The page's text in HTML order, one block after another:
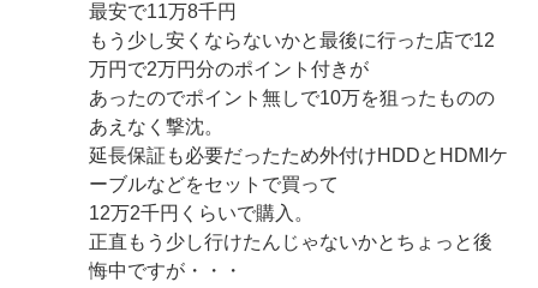
最安で11万8千円
もう少し安くならないかと最後に行った店で12
万円で2万円分のポイント付きが
あったのでポイント無しで10万を狙ったものの
あえなく撃沈。
延長保証も必要だったため外付けHDDとHDMIケ
ーブルなどをセットで買って
12万2千円くらいで購入。
正直もう少し行けたんじゃないかとちょっと後
悔中ですが・・・